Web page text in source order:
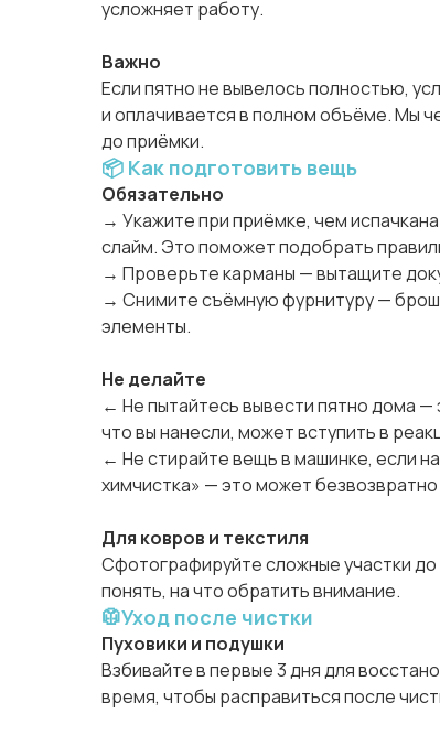
усложняет работу.
Важно
Если пятно не вывелось полностью,
и оплачивается в полном объёме. Мы
до приёмки.
📦 Как подготовить вещь
Обязательно
→ Укажите при приёмке, чем
слайм. Это поможет подобрать
→ Проверьте карманы — вытащите
→ Снимите съёмную фурнитуру —
элементы.
Не делайте
← Не пытайтесь вывести пятно дома —
что вы нанесли, может вступить в
← Не стирайте вещь в машинке, если
химчистка» — это может
Для ковров и текстиля
Сфотографируйте сложные участки
понять, на что обратить внимание.
🥼Уход после чистки
Пуховики и подушки
Взбивайте в первые 3 дня для
время, чтобы расправиться после